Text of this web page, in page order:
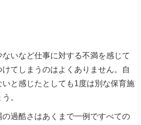
いなど仕事に対する不満を感じて
てしまうのはよくありません。自
と感じたとしても1度は別な保育施
。
過酷さはあくまで一例ですべての